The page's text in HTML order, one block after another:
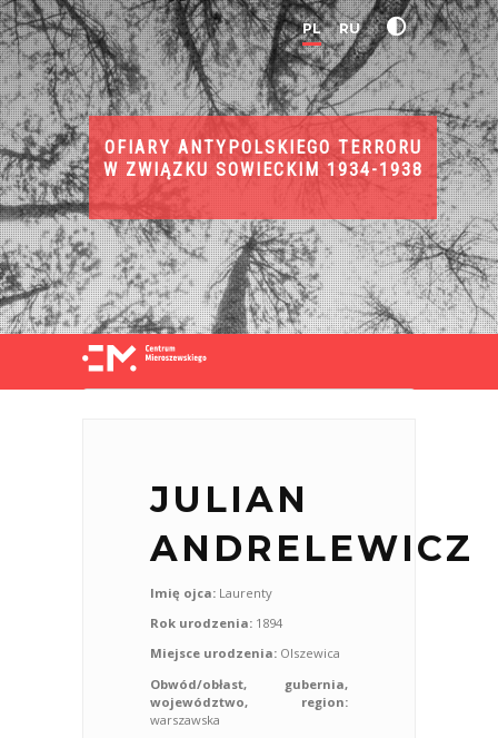
PL RU
OFIARY ANTYPOLSKIEGO TERRORU
W ZWIĄZKU SOWIECKIM 1934-1938
JULIAN
ANDRELEWICZ
Imię ojca: Laurenty
Rok urodzenia: 1894
Miejsce urodzenia: Olszewica
Obwód/obłast, gubernia,
województwo, region:
warszawska